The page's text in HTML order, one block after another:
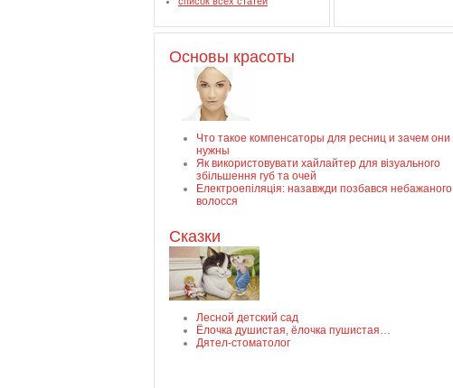
Основы красоты
Что такое компенсаторы для ресниц и зачем они
нужны
Як використовувати хайлайтер для візуального
збільшення губ та очей
Електроепіляція: назавжди позбався небажаного
волосся
Сказки
Лесной детский сад
Ёлочка душистая, ёлочка пушистая…
Дятел-стоматолог